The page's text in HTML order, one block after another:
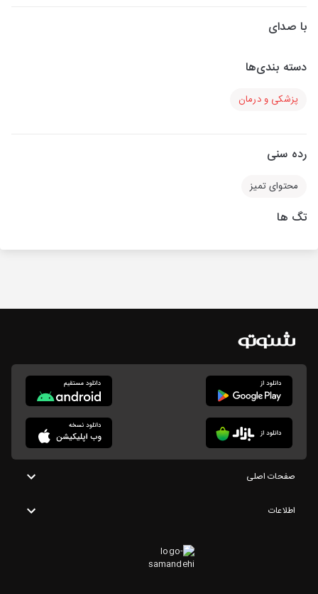
با صدای
دسته بندی‌ها
پزشکی و درمان
رده سنی
محتوای تمیز
تگ ها
صفحات اصلی
اطلاعات